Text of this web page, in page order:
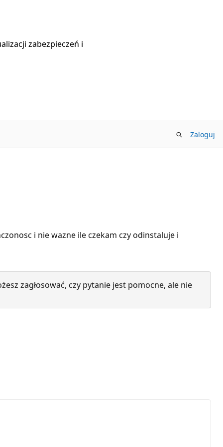
zabezpieczeń i
Zaloguj
i nie wazne ile czekam czy odinstaluje i
zagłosować, czy pytanie jest pomocne, ale nie